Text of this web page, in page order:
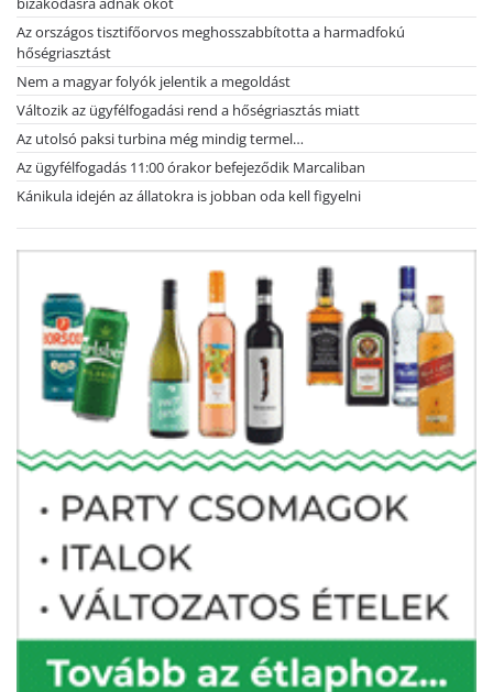
Az országos tisztifőorvos meghosszabbította a harmadfokú
hőségriasztást
Nem a magyar folyók jelentik a megoldást
Változik az ügyfélfogadási rend a hőségriasztás miatt
Az utolsó paksi turbina még mindig termel…
Az ügyfélfogadás 11:00 órakor befejeződik Marcaliban
Kánikula idején az állatokra is jobban oda kell figyelni